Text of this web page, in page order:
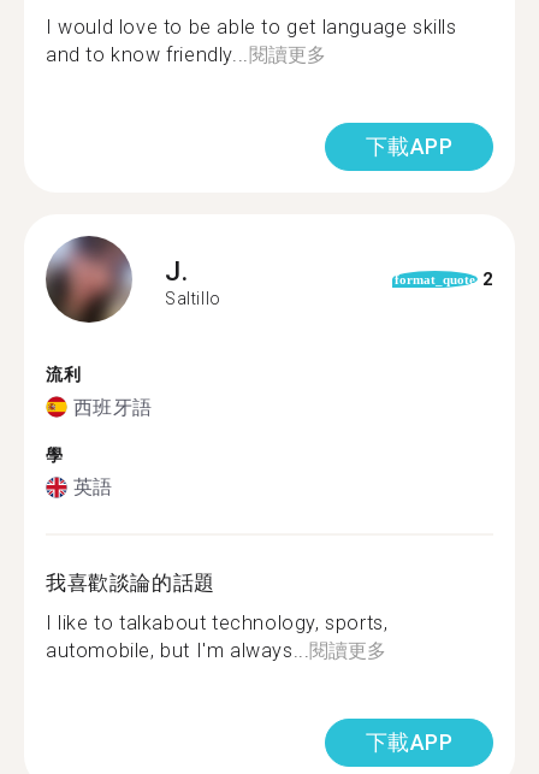
I would love to be able to get language skills
and to know friendly...閱讀更多
下載APP
J.
Saltillo
format_quote 2
流利
西班牙語
學
英語
我喜歡談論的話題
I like to talkabout technology, sports,
automobile, but I'm always...閱讀更多
下載APP